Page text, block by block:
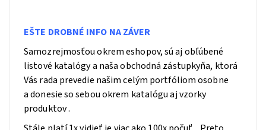
EŠTE DROBNÉ INFO NA ZÁVER
Samozrejmosťou okrem eshopov, sú aj obľúbené
listové katalógy a naša obchodná zástupkyňa, ktorá
Vás rada prevedie našim celým portfóliom osobne
a donesie so sebou okrem katalógu aj vzorky
produktov .